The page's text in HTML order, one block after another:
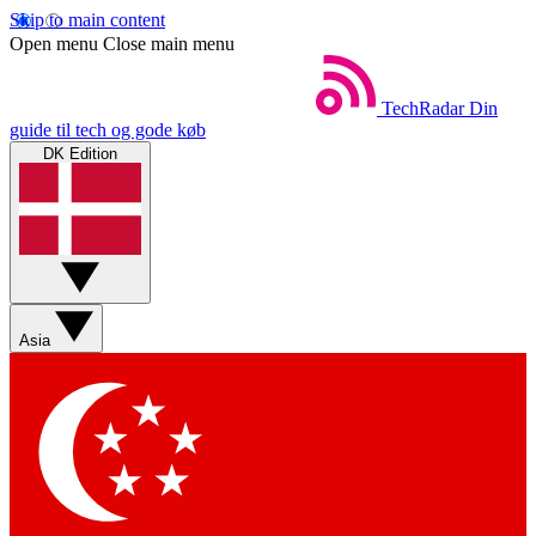
Skip to main content
Open menu Close main menu
TechRadar Din
guide til tech og gode køb
DK Edition
Asia